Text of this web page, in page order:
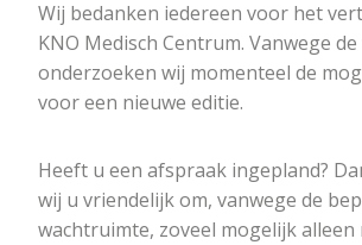
Wij bedanken iedereen voor het
KNO Medisch Centrum. Vanwege
onderzoeken wij momenteel de
voor een nieuwe editie.
Heeft u een afspraak ingepland?
wij u vriendelijk om, vanwege de
wachtruimte, zoveel mogelijk alleen